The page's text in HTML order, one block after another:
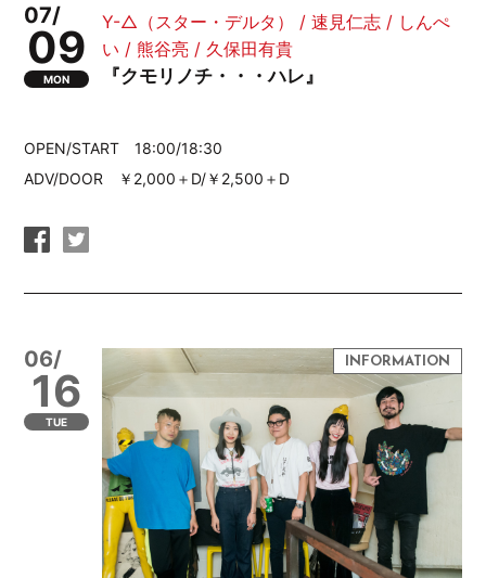
07/
09
MON
Y-△（スター・デルタ） / 速見仁志 / しんぺ
い / 熊谷亮 / 久保田有貴
『クモリノチ・・・ハレ』
OPEN/START 18:00/18:30
ADV/DOOR ￥2,000＋D/￥2,500＋D
06/
16
TUE